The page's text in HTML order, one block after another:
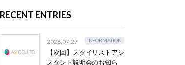
RECENT ENTRIES
2026.07.27 INFORMATION
【次回】スタイリストアシ
スタント説明会のお知ら